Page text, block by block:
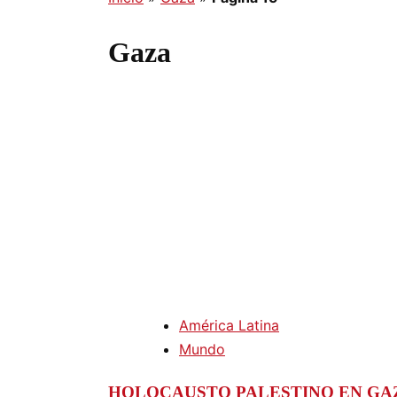
Gaza
América Latina
Mundo
HOLOCAUSTO PALESTINO EN